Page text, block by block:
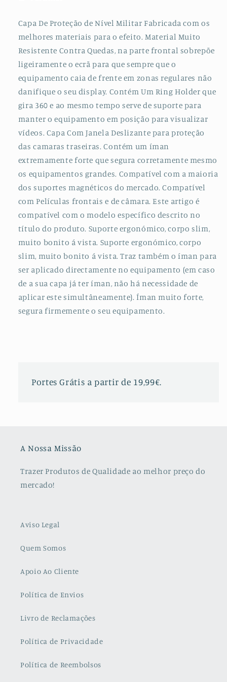
Proteção
Militar
Magnética
Janela
Deslizante
+
Suporte
de
Carro
Magnético
para
Xiaomi
Redmi
Note
Pro
-
Preto
Proteção
Militar
Magnética
Janela
Deslizante
+
Suporte
de
Carro
Magnético
para
Xiaomi
Redmi
Note
Pro
-
Preto
Capa De Proteção de Nível Militar Fabricada com os
melhores materiais para o efeito. Material Muito
Resistente Contra Quedas, na parte frontal sobrepõe
ligeiramente o ecrã para que sempre que o
equipamento caia de frente em zonas regulares não
danifique o seu display. Contém Um Ring Holder que
gira 360 e ao mesmo tempo serve de suporte para
manter o equipamento em posição para visualizar
vídeos. Capa Com Janela Deslizante para proteção
das camaras traseiras. Contém um íman
extremamente forte que segura corretamente mesmo
os equipamentos grandes. Compatível com a maioria
dos suportes magnéticos do mercado. Compatível
com Películas frontais e de câmara. Este artigo é
compatível com o modelo específico descrito no
título do produto. Suporte ergonómico, corpo slim,
muito bonito á vista. Suporte ergonómico, corpo
slim, muito bonito á vista. Traz também o íman para
ser aplicado directamente no equipamento (em caso
de a sua capa já ter íman, não há necessidade de
aplicar este simultâneamente). Íman muito forte,
segura firmemente o seu equipamento.
Portes Grátis a partir de 19,99€.
A Nossa Missão
Trazer Produtos de Qualidade ao melhor preço do
mercado!
Aviso Legal
Quem Somos
Apoio Ao Cliente
Política de Envios
Livro de Reclamações
Política de Privacidade
Política de Reembolsos